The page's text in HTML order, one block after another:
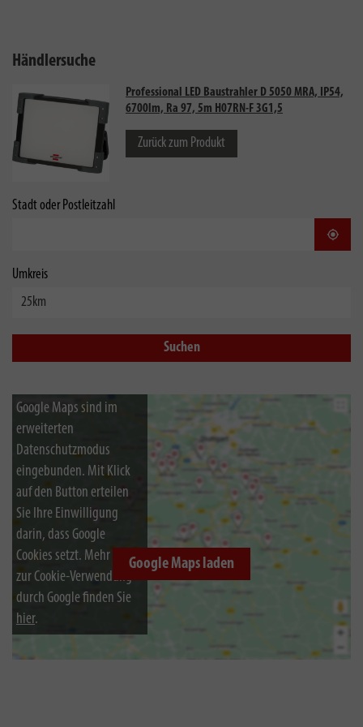
Händlersuche
Professional LED Baustrahler D 5050 MRA, IP54,
6700lm, Ra 97, 5m H07RN-F 3G1,5
Zurück zum Produkt
Stadt oder Postleitzahl
Umkreis
Suchen
Google Maps sind im
erweiterten
Datenschutzmodus
eingebunden. Mit Klick
auf den Button erteilen
Sie Ihre Einwilligung
darin, dass Google
Cookies setzt. Mehr Infos
zur Cookie-Verwendung
durch Google finden Sie
hier.
Google Maps laden